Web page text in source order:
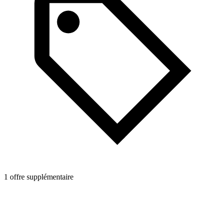
1 offre supplémentaire